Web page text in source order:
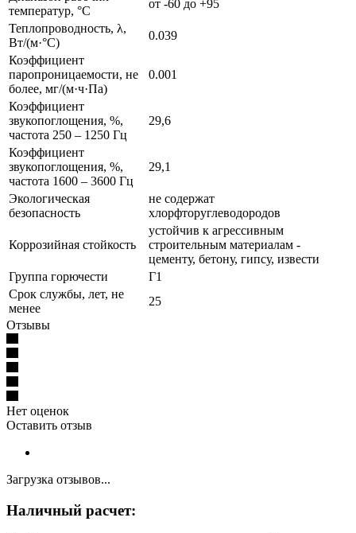
температур, °C
от -60 до +95
Теплопроводность, λ,
Вт/(м·°C)
0.039
Коэффициент
паропроницаемости, не
более, мг/(м·ч·Па)
0.001
Коэффициент
звукопоглощения, %,
частота 250 – 1250 Гц
29,6
Коэффициент
звукопоглощения, %,
частота 1600 – 3600 Гц
29,1
Экологическая
безопасность
не содержат
хлорфторуглеводородов
Коррозийная стойкость
устойчив к агрессивным
строительным материалам -
цементу, бетону, гипсу, извести
Группа горючести
Г1
Срок службы, лет, не
менее
25
Отзывы
Нет оценок
Оставить отзыв
Загрузка отзывов...
Наличный расчет: